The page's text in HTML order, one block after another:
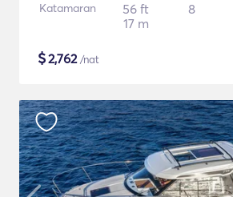
Katamaran
56 ft
17 m
8
$2,762/nat